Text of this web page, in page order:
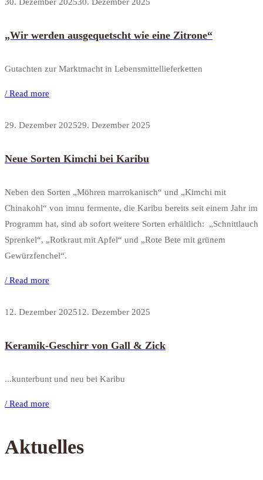
„Wir werden ausgequetscht wie eine Zitrone“
Gutachten zur Marktmacht in Lebensmittellieferketten
/ Read more
29. Dezember 202529. Dezember 2025
Neue Sorten Kimchi bei Karibu
Neben den Sorten „Möhren marrokanisch“ und „Kimchi mit
Chinakohl“ von imnu fermente, die Karibu bereits seit einem Jahr im
Programm hat, sind ab sofort weitere Sorten erhältlich: „Schnittlauch
Sprenkel“, „Rotkraut mit Apfel“ und „Rote Bete mit grünem
Gewürzfenchel“.
/ Read more
12. Dezember 202512. Dezember 2025
Keramik-Geschirr von Gall & Zick
...kunterbunt und neu bei Karibu
/ Read more
Aktuelles